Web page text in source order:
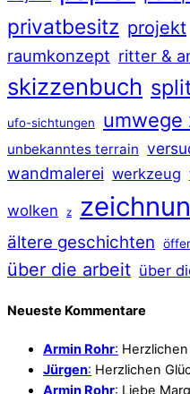
privatbesitz projekt
raumkonzept ritter &
skizzenbuch
ufo-sichtungen umwege
unbekanntes terrain
wandmalerei werkzeug
wolken z
ältere geschichten
über die arbeit über
Neueste Kommentare
Armin Rohr:
Jürgen: Herzlichen
Armin Rohr: Liebe